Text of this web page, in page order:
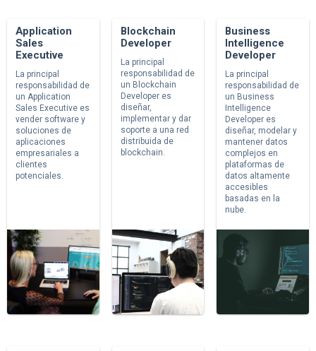
Application
Sales
Executive
La principal
responsabilidad de
un Application
Sales Executive es
vender software y
soluciones de
aplicaciones
empresariales a
clientes
potenciales.
Blockchain
Developer
La principal
responsabilidad de
un Blockchain
Developer es
diseñar,
implementar y dar
soporte a una red
distribuida de
blockchain.
Business
Intelligence
Developer
La principal
responsabilidad de
un Business
Intelligence
Developer es
diseñar, modelar y
mantener datos
complejos en
plataformas de
datos altamente
accesibles
basadas en la
nube.